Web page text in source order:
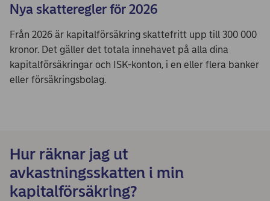
Nya skatteregler för 2026
Från 2026 är kapitalförsäkring skattefritt upp till 300 000
kronor. Det gäller det totala innehavet på alla dina
kapitalförsäkringar och ISK-konton, i en eller flera banker
eller försäkringsbolag.
Hur räknar jag ut
avkastningsskatten i min
kapitalförsäkring?